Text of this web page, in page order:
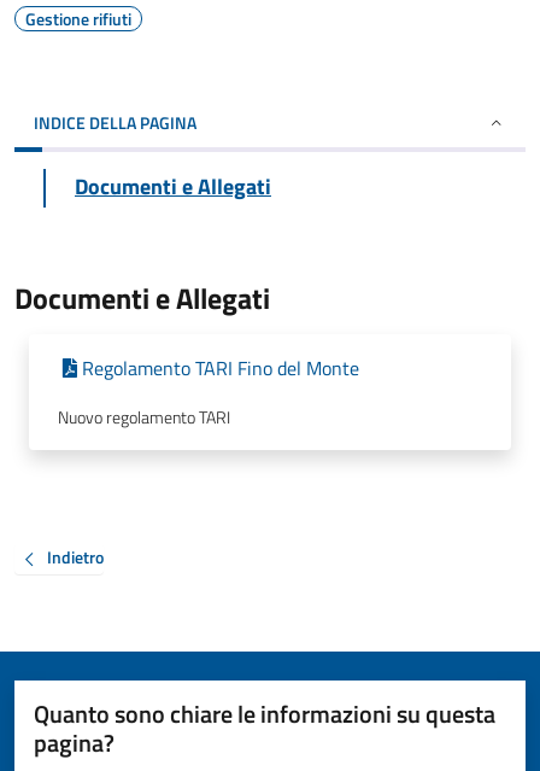
Gestione rifiuti
INDICE DELLA PAGINA
Documenti e Allegati
Documenti e Allegati
Regolamento TARI Fino del Monte
Nuovo regolamento TARI
Indietro
Quanto sono chiare le informazioni su questa
pagina?